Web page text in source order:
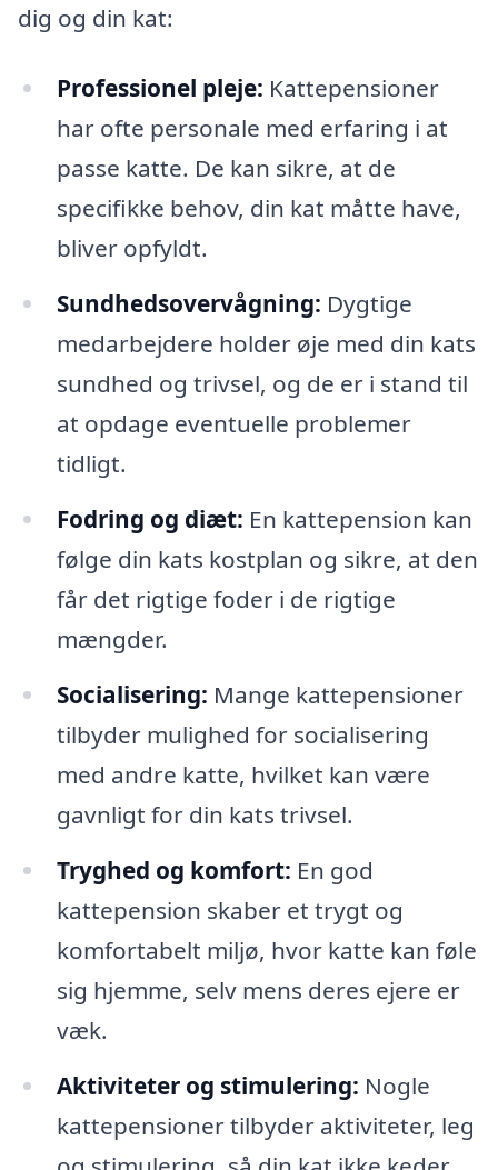
dig og din kat:
Professionel pleje: Kattepensioner
har ofte personale med erfaring i at
passe katte. De kan sikre, at de
specifikke behov, din kat måtte have,
bliver opfyldt.
Sundhedsovervågning: Dygtige
medarbejdere holder øje med din kats
sundhed og trivsel, og de er i stand til
at opdage eventuelle problemer
tidligt.
Fodring og diæt: En kattepension kan
følge din kats kostplan og sikre, at den
får det rigtige foder i de rigtige
mængder.
Socialisering: Mange kattepensioner
tilbyder mulighed for socialisering
med andre katte, hvilket kan være
gavnligt for din kats trivsel.
Tryghed og komfort: En god
kattepension skaber et trygt og
komfortabelt miljø, hvor katte kan føle
sig hjemme, selv mens deres ejere er
væk.
Aktiviteter og stimulering: Nogle
kattepensioner tilbyder aktiviteter, leg